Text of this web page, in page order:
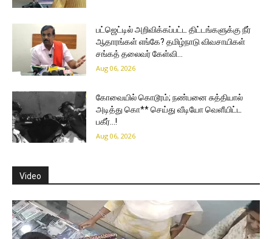
பட்ஜெட்டில் அறிவிக்கப்பட்ட திட்டங்களுக்கு நீர்
ஆதாரங்கள் எங்கே? தமிழ்நாடு விவசாயிகள்
சங்கத் தலைவர் கேள்வி…
Aug 06, 2026
கோவையில் கொடூரம்; நண்பனை சுத்தியால்
அடித்து கொ** செய்து வீடியோ வெளீயிட்ட
பகீர்…!
Aug 06, 2026
Video